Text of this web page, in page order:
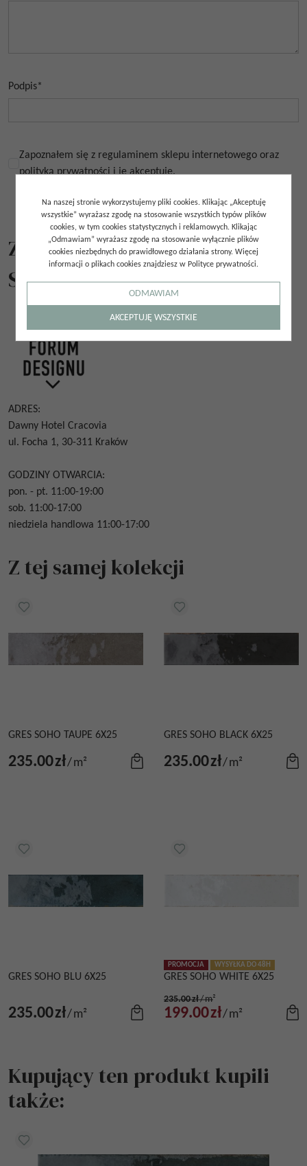
Podpis*
Zapoznałem się z regulaminem sklepu internetowego oraz
polityką prywatności i je akceptuję.
Zobacz ten produkt w
Showroomie
ADRES:
Dawny Hotel Cracovia
ul. Focha 1, 30-311 Kraków
GODZINY OTWARCIA:
pon. - pt. 11:00-19:00
sob. 11:00-17:00
niedziela handlowa 11:00-17:00
Z tej samej kolekcji
GRES SOHO TAUPE 6X25
235.00zł/m²
GRES SOHO BLACK 6X25
235.00zł/m²
GRES SOHO BLU 6X25
235.00zł/m²
PROMOCJA WYSYŁKA DO 48H
GRES SOHO WHITE 6X25
235.00zł/m²
199.00zł/m²
Kupujący ten produkt kupili
także:
Na naszej stronie wykorzystujemy pliki cookies. Klikając „Akceptuję
wszystkie” wyrażasz zgodę na stosowanie wszystkich typów plików
cookies, w tym cookies statystycznych i reklamowych. Klikając
„Odmawiam” wyrażasz zgodę na stosowanie wyłącznie plików
cookies niezbędnych do prawidłowego działania strony. Więcej
informacji o plikach cookies znajdziesz w Polityce prywatności.
ODMAWIAM
AKCEPTUJĘ WSZYSTKIE